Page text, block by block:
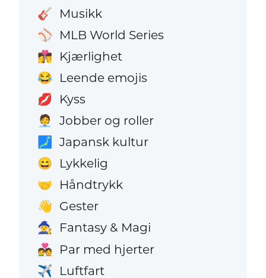
🎸 Musikk
⚾ MLB World Series
👩‍❤️‍💋‍👨 Kjærlighet
😂 Leende emojis
💋 Kyss
🧑‍💼 Jobber og roller
🗾 Japansk kultur
😄 Lykkelig
🤝 Håndtrykk
👋 Gester
🧙 Fantasy & Magi
💑 Par med hjerter
✈️ Luftfart